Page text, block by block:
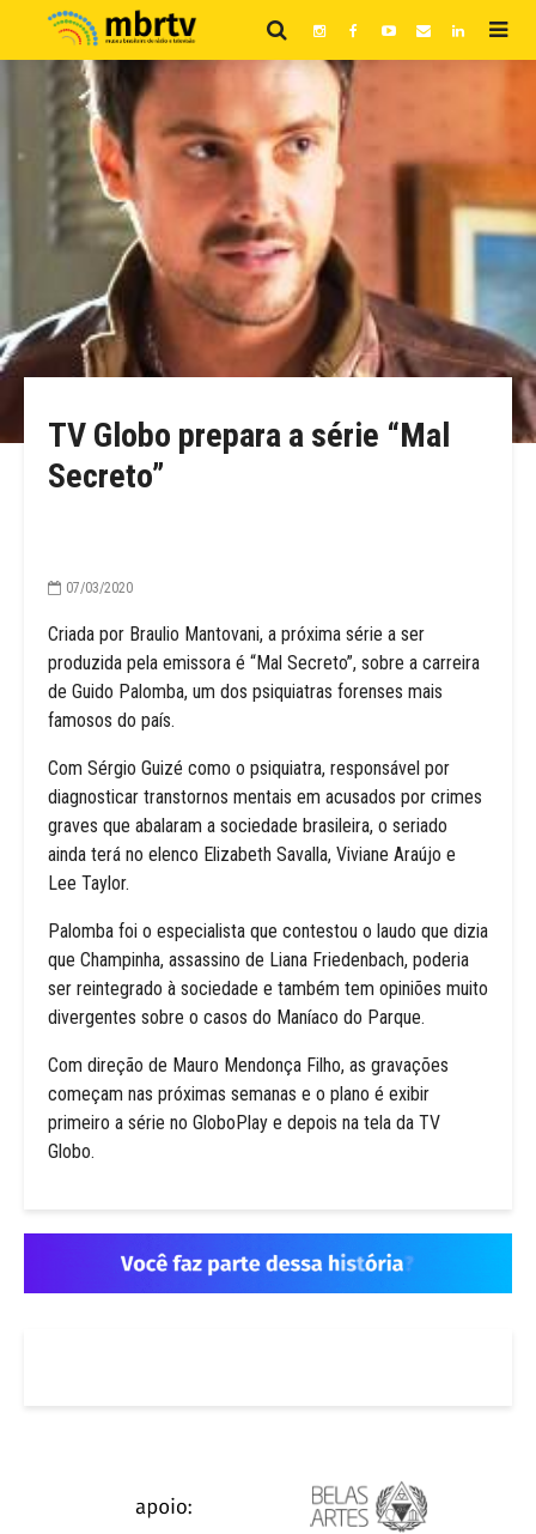
TV Globo prepara a série “Mal
Secreto”
07/03/2020
Criada por Braulio Mantovani, a próxima série a ser
produzida pela emissora é “Mal Secreto”, sobre a carreira
de Guido Palomba, um dos psiquiatras forenses mais
famosos do país.
Com Sérgio Guizé como o psiquiatra, responsável por
diagnosticar transtornos mentais em acusados por crimes
graves que abalaram a sociedade brasileira, o seriado
ainda terá no elenco Elizabeth Savalla, Viviane Araújo e
Lee Taylor.
Palomba foi o especialista que contestou o laudo que dizia
que Champinha, assassino de Liana Friedenbach, poderia
ser reintegrado à sociedade e também tem opiniões muito
divergentes sobre o casos do Maníaco do Parque.
Com direção de Mauro Mendonça Filho, as gravações
começam nas próximas semanas e o plano é exibir
primeiro a série no GloboPlay e depois na tela da TV
Globo.